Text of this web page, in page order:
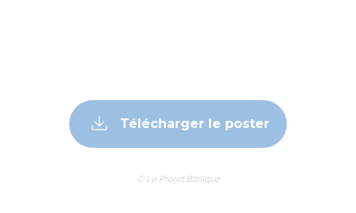
Télécharger le poster
© Le Projet Biblique